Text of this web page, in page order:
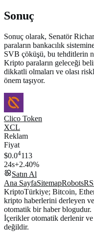
Sonuç
Sonuç olarak, Senatör
paraların bankacılık
SVB çöküşü, bu tehditlerin
Kripto paraların geleceği
dikkatli olmaları ve olası
önem taşıyor.
Clico Token
XCL
Reklam
Fiyat
$0.04113
24s+2.40%
Satın Al
Ana SayfaSitemapRobots
KriptoTürkiye; Bitcoin,
kripto haberlerini derleyen
otomatik bir haber blogudur.
İçerikler otomatik derlenir ve
değildir.